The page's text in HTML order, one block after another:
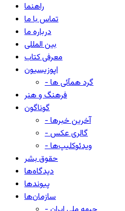
راهنما
تماس با ما
درباره ما
بین المللی
معرفی کتاب
اپوزیسیون
- گرد همآئی ها
فرهنگ و هنر
گوناگون
- آخرین خبرها
- گالری عکس
- ویدئوکلیپ‌ها
حقوق بشر
دیدگاه‌ها
پیوندها
سازمان‌ها